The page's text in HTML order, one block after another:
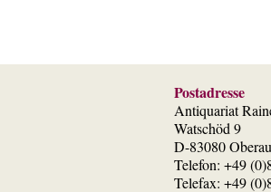
Postadresse
Antiquariat
Watschöd 9
D-83080
Telefon: +49
Telefax: +49